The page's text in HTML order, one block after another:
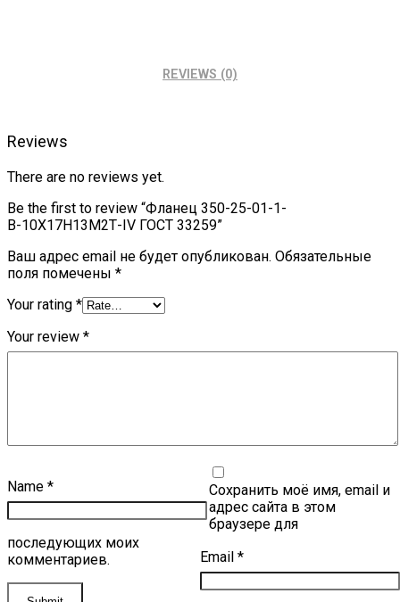
REVIEWS (0)
Reviews
There are no reviews yet.
Be the first to review “Фланец 350-25-01-1-
В-10Х17Н13М2Т-IV ГОСТ 33259”
Ваш адрес email не будет опубликован. Обязательные
поля помечены *
Your rating *
Your review *
Name *
Email *
Сохранить моё имя, email и
адрес сайта в этом
браузере для
последующих моих
комментариев.